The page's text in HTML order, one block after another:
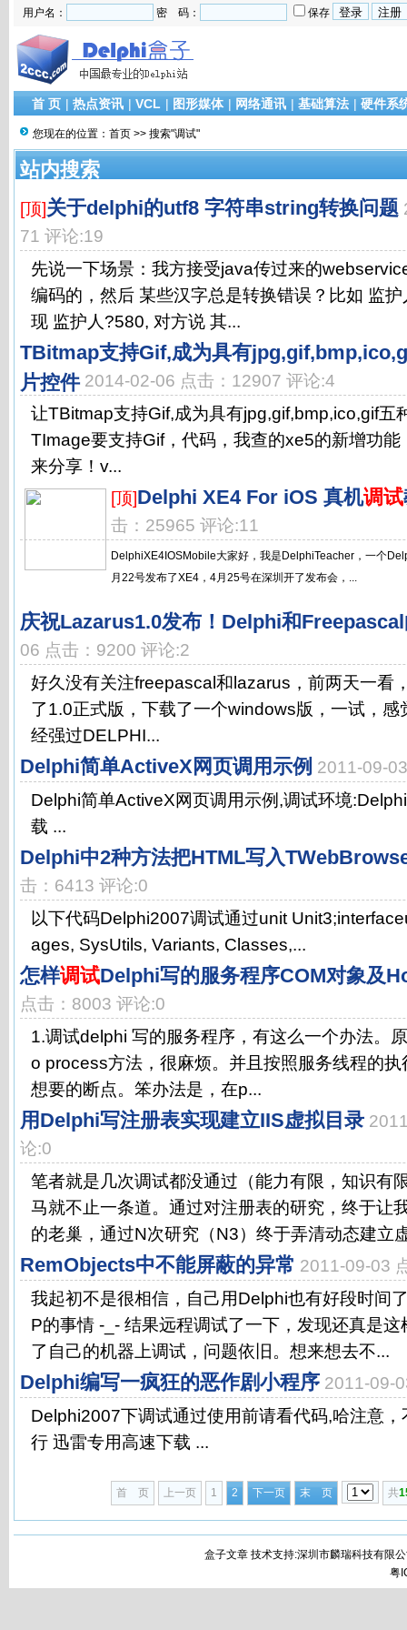
用户名： 密 码： 保存
首 页 | 热点资讯 | VCL | 图形媒体 | 网络通讯 | 基础算法 | 硬件系
您现在的位置： 首页 >> 搜索"调试"
站内搜索
[顶]关于delphi的utf8 字符串string转换问题
71 评论:19
先说一下场景：我方接受java传过来的
编码的，然后 某些汉字总是转换错误？比如 监
现 监护人?580, 对方说 其...
TBitmap支持Gif,成为具有
片控件 2014-02-06 点击：12907 评论:4
让TBitmap支持Gif,成为具有jpg,gif,bmp,ico,gif五
TImage要支持Gif，代码，我查的xe5的新增功
来分享！v...
[顶]Delphi XE4 For iOS 真机调试
击：25965 评论:11
DelphiXE4IOSMobile大家好，我是DelphiTeacher，一个
月22号发布了XE4，4月25号在深圳开了发布会，...
庆祝Lazarus1.0发布！Delphi和
06 点击：9200 评论:2
好久没有关注freepascal和lazarus，前两天一看
了1.0正式版，下载了一个windows版，一试，感
经强过DELPHI...
Delphi简单ActiveX网页调用示例 2011-09-
Delphi简单ActiveX网页调用示例,调试环境
载 ...
Delphi中2种方法把HTML写入
击：6413 评论:0
以下代码Delphi2007调试通过unit
ages, SysUtils, Variants, Classes,...
怎样调试Delphi写的服务程序COM对象及
点击：8003 评论:0
1.调试delphi 写的服务程序，有这么一个办法。
o process方法，很麻烦。并且按照服务线程的
想要的断点。笨办法是，在p...
用Delphi写注册表实现建立IIS虚拟目录
论:0
笔者就是几次调试都没通过（能力有限，知识有
马就不止一条道。通过对注册表的研究，终于让
的老巢，通过N次研究（N3）终于弄清动态建立
RemObjects中不能屏蔽的异常 2011-09-03
我起初不是很相信，自己用Delphi也有好段时间
P的事情 -_- 结果远程调试了一下，发现还真是
了自己的机器上调试，问题依旧。想来想去不...
Delphi编写一疯狂的恶作剧小程序 2011-09-
Delphi2007下调试通过使用前请看代码,哈注意
行 迅雷专用高速下载 ...
首 页 上一页 1 2 下一页 末 页 共
盒子文章 技术支持:深圳市麟瑞科技有限
粤